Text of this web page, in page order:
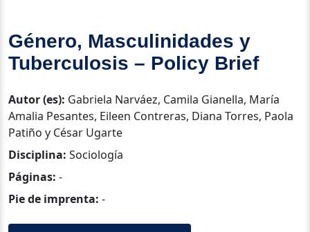
Género, Masculinidades y
Tuberculosis – Policy Brief
Autor (es): Gabriela Narváez, Camila Gianella, María
Amalia Pesantes, Eileen Contreras, Diana Torres, Paola
Patiño y César Ugarte
Disciplina: Sociología
Páginas: -
Pie de imprenta: -